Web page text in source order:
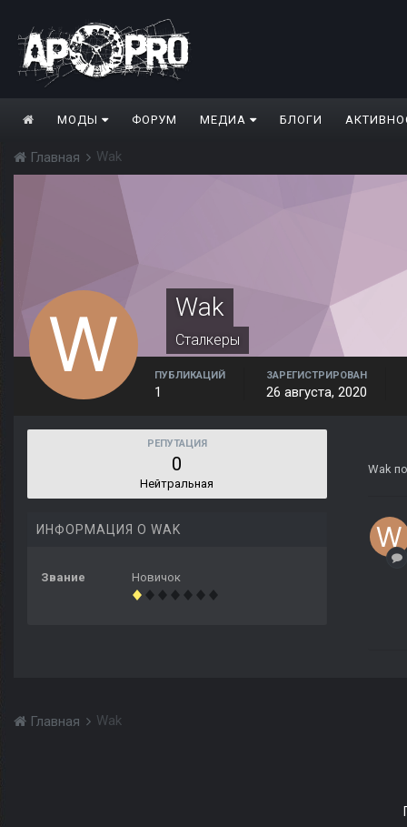
МОДЫ ФОРУМ МЕДИА БЛОГИ
Главная Wak
Wak
Сталкеры
ПУБЛИКАЦИЙ
1
ЗАРЕГИСТРИРОВАН
26 августа, 2020
РЕПУТАЦИЯ
0
Нейтральная
ИНФОРМАЦИЯ О WAK
Звание Новичок
Wak
Главная Wak